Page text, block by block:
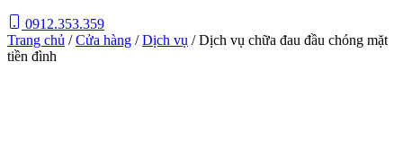
0912.353.359
Trang chủ /Cửa hàng /Dịch vụ / Dịch vụ chữa đau đầu chóng mặt
tiền đình